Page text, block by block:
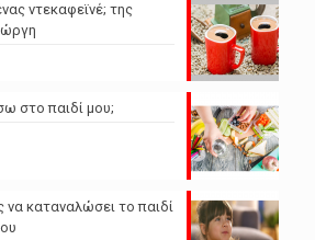
ντεκαφεϊνέ; της
στο παιδί μου;
να καταναλώσει το παιδί